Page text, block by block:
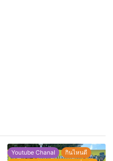
Youtube Chanal
กินไหนดี